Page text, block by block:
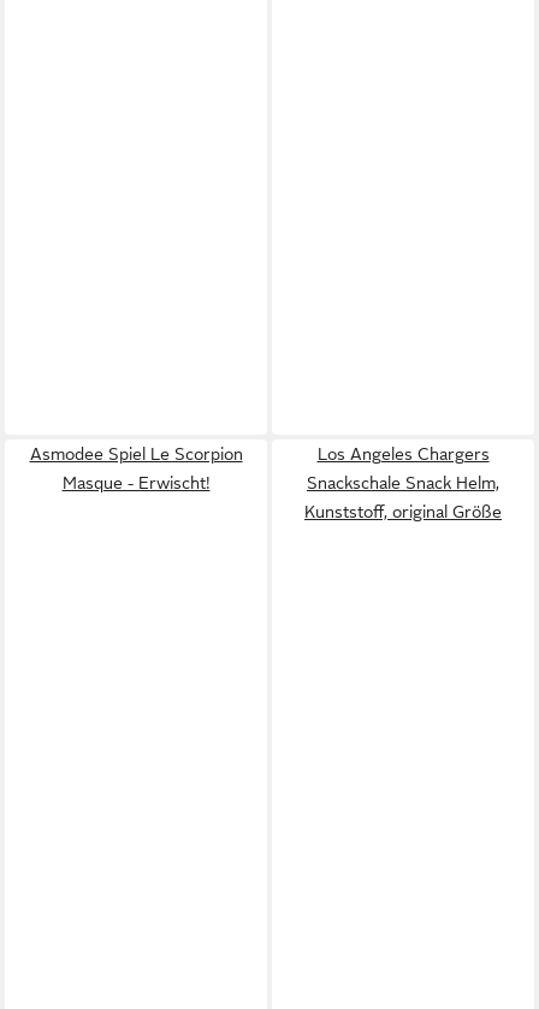
Asmodee Spiel Le Scorpion
Masque - Erwischt!
Los Angeles Chargers
Snackschale Snack Helm,
Kunststoff, original Größe